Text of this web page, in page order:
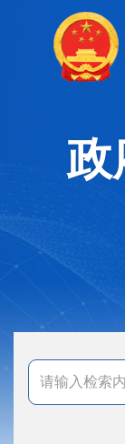
政